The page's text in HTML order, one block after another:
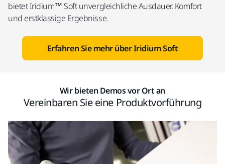
bietet Iridium™ Soft unvergleichliche Ausdauer, Komfort
und erstklassige Ergebnisse.
Erfahren Sie mehr über Iridium Soft
Wir bieten Demos vor Ort an
Vereinbaren Sie eine Produktvorführung